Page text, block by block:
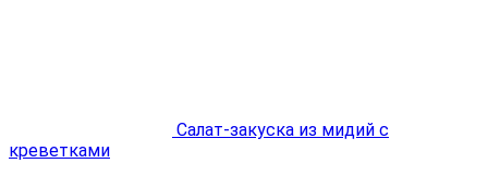
Салат-закуска из мидий с
креветками